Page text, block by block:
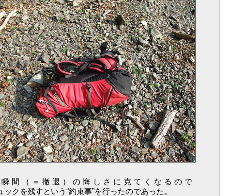
間（＝撤退）の悔しさに克てくなるので
クを残すという“約束事”を行ったのであった。